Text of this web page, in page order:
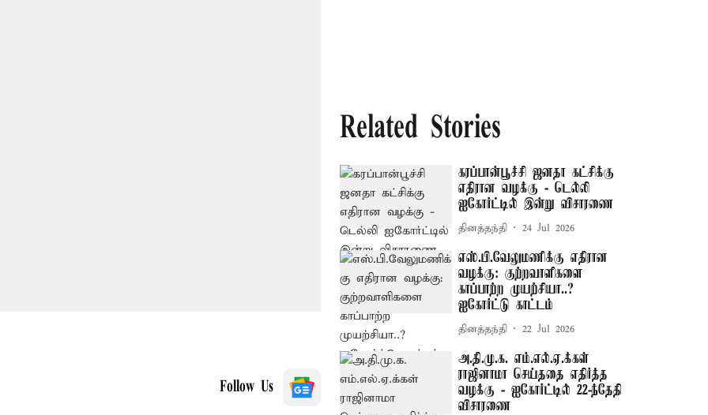
Follow Us
Related Stories
கரப்பான்பூச்சி ஜனதா கட்சிக்கு
எதிரான வழக்கு - டெல்லி
ஐகோர்ட்டில் இன்று விசாரணை
தினத்தந்தி 24 Jul 2026
எஸ்.பி.வேலுமணிக்கு எதிரான
வழக்கு: குற்றவாளிகளை
காப்பாற்ற முயற்சியா..?
ஐகோர்ட்டு காட்டம்
தினத்தந்தி 22 Jul 2026
அ.தி.மு.க. எம்.எல்.ஏ.க்கள்
ராஜினாமா செய்ததை எதிர்த்த
வழக்கு - ஐகோர்ட்டில் 22-ந்தேதி
விசாரணை